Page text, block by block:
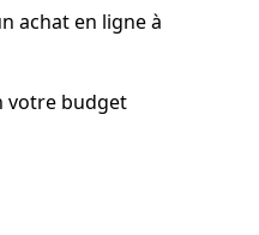
achat en ligne à
votre budget